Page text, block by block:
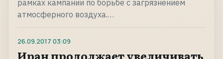
рамках кампании по борьбе с загрязнением
атмосферного воздуха.…
26.09.2017 03:09